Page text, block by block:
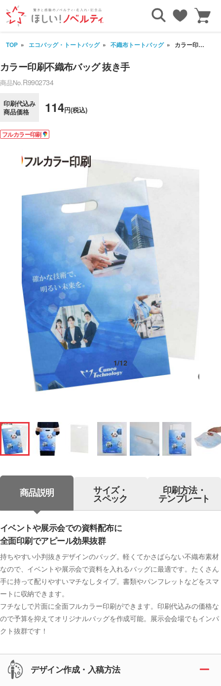
TOP エコバッグ・トートバッグ 不織布トートバッグ カラー印刷不織布バッグ 抜き手
カラー印刷不織布バッグ 抜き手
商品No.R9902734
印刷代込み
商品価格
114円(税込)
フルカラー印刷
1/12
商品説明 サイズ・
スペック
印刷方法・
テンプレート
イベントや展示会での資料配布に
全面印刷でアピール効果抜群
持ちやすい小判抜きデザインのバッグ。軽くてかさばらない不織布素材
なので、イベントや展示会で資料を入れるバッグに最適です。たくさん
手に持って配りやすいマチなしタイプ。書類やパンフレットなどをスマ
ートに収納できます。
フチなしで片面に全面フルカラー印刷ができます。印刷代込みの価格な
ので予算を抑えてオリジナルバッグを作成可能。展示会会場でもインパ
クト抜群です！
デザイン作成・入稿方法